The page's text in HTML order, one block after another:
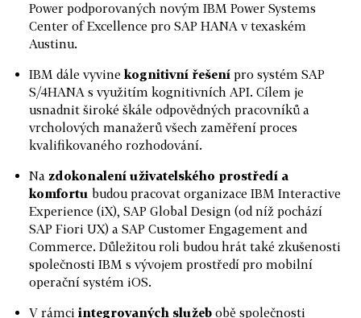
Power podporovaných novým IBM Power Systems
Center of Excellence pro SAP HANA v texaském
Austinu.
IBM dále vyvine kognitivní řešení pro systém SAP
S/4HANA s využitím kognitivních API. Cílem je
usnadnit široké škále odpovědných pracovníků a
vrcholových manažerů všech zaměření proces
kvalifikovaného rozhodování.
Na zdokonalení uživatelského prostředí a
komfortu budou pracovat organizace IBM Interactive
Experience (iX), SAP Global Design (od níž pochází
SAP Fiori UX) a SAP Customer Engagement and
Commerce. Důležitou roli budou hrát také zkušenosti
společnosti IBM s vývojem prostředí pro mobilní
operační systém iOS.
V rámci integrovaných služeb obě společnosti